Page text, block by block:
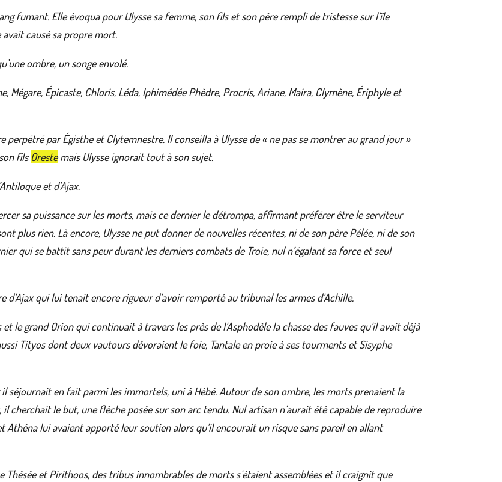
fumant. Elle évoqua pour Ulysse sa femme, son fils et son père rempli de tristesse sur l’île
avait causé sa propre mort.
ombre, un songe envolé.
Mégare, Épicaste, Chloris, Léda, Iphimédée Phèdre, Procris, Ariane, Maira, Clymène, Ériphyle et
perpétré par Égisthe et Clytemnestre. Il conseilla à Ulysse de « ne pas se montrer au grand jour »
fils Orestemais Ulysse ignorait tout à son sujet.
et d’Ajax.
sa puissance sur les morts, mais ce dernier le détrompa, affirmant préférer être le serviteur
plus rien. Là encore, Ulysse ne put donner de nouvelles récentes, ni de son père Pélée, ni de son
qui se battit sans peur durant les derniers combats de Troie, nul n’égalant sa force et seul
d’Ajax qui lui tenait encore rigueur d’avoir remporté au tribunal les armes d’Achille.
le grand Orion qui continuait à travers les près de l’Asphodèle la chasse des fauves qu’il avait déjà
Tityos dont deux vautours dévoraient le foie, Tantale en proie à ses tourments et Sisyphe
séjournait en fait parmi les immortels, uni à Hébé. Autour de son ombre, les morts prenaient la
cherchait le but, une flèche posée sur son arc tendu. Nul artisan n’aurait été capable de reproduire
Athéna lui avaient apporté leur soutien alors qu’il encourait un risque sans pareil en allant
Thésée et Pirithoos, des tribus innombrables de morts s’étaient assemblées et il craignit que